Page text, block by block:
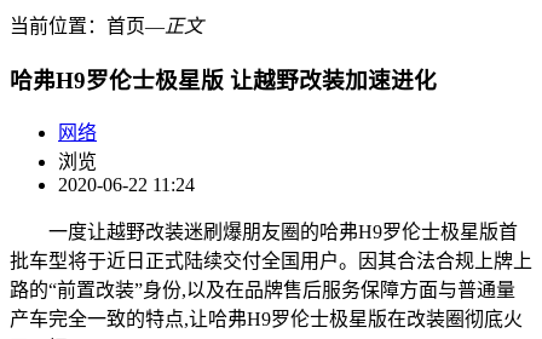
当前位置： 首页―正文
哈弗H9罗伦士极星版 让越野改装加速进化
网络
浏览
2020-06-22 11:24
一度让越野改装迷刷爆朋友圈的哈弗H9罗伦士极星版首
批车型将于近日正式陆续交付全国用户。因其合法合规上牌上
路的“前置改装”身份,以及在品牌售后服务保障方面与普通量
产车完全一致的特点,让哈弗H9罗伦士极星版在改装圈彻底火